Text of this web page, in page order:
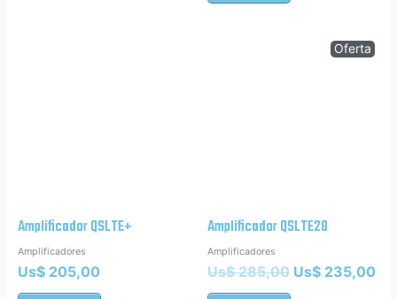
Amplificador QSLTE+
Amplificadores
Us$205,00
Oferta
Amplificador QSLTE28
Amplificadores
Us$285,00 Us$ 235,00